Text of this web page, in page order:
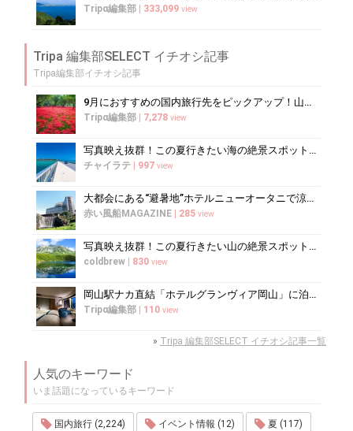
Tripα編集部 333,099 view
Tripa 編集部SELECT イチオシ記事
Tripa編集部イチオシ記事
9月におすすめの国内旅行先をピックアップ！山の紅葉絶景や果物狩りも
Tripα編集部 7,278 view
写真映え抜群！この夏行きたい海の絶景スポット10選
チャイラテ 997 view
大都会にある“避暑地”ホテルニューオータニで涼を愉しむ
赤い風船MAGAZINE 285 view
写真映え抜群！この夏行きたい山の絶景スポット10選
coldbrew 830 view
岡山駅ナカ直結「ホテルグランヴィア岡山」に泊まるべき5つの理由
Tripα編集部 110 view
» Tripa 編集部SELECT イチオシ記事一覧
人気のキーワード
いま話題になっているキーワード
国内旅行 (2,224) イベント情報 (12) 夏 (117)